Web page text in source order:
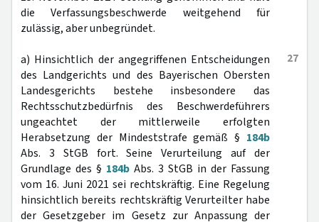
die Verfassungsbeschwerde weitgehend für
zulässig, aber unbegründet.
27
a) Hinsichtlich der angegriffenen Entscheidungen
des Landgerichts und des Bayerischen Obersten
Landesgerichts bestehe insbesondere das
Rechtsschutzbedürfnis des Beschwerdeführers
ungeachtet der mittlerweile erfolgten
Herabsetzung der Mindeststrafe gemäß § 184b
Abs. 3 StGB fort. Seine Verurteilung auf der
Grundlage des § 184b Abs. 3 StGB in der Fassung
vom 16. Juni 2021 sei rechtskräftig. Eine Regelung
hinsichtlich bereits rechtskräftig Verurteilter habe
der Gesetzgeber im Gesetz zur Anpassung der